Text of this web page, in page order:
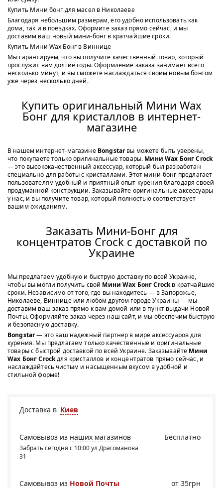
Купить Мини бонг для масел в Николаеве
Благодаря небольшим размерам, его удобно использовать как
дома, так и в поездках. Оформите заказ прямо сейчас, и мы
доставим ваш новый мини-бонг в кратчайшие сроки.
Купить Мини Wax Бонг в Виннице
Мы гарантируем, что вы получите качественный товар, который
прослужит вам долгие годы. Оформление заказа занимает всего
несколько минут, и вы сможете наслаждаться своим новым бонгом
уже через несколько дней.
Купить оригинальный Мини Wax
Бонг для кристаллов в интернет-
магазине
В нашем интернет-магазине Bongstarвы можете быть уверены,
что покупаете только оригинальные товары. Мини Wax Бонг Crock
— это высококачественный аксессуар, который был разработан
специально для работы с кристаллами. Этот мини-бонг предлагает
пользователям удобный и приятный опыт курения благодаря своей
продуманной конструкции. Заказывайте оригинальные аксессуары
у нас, и вы получите товар, который полностью соответствует
вашим ожиданиям.
Заказать Мини-Бонг для
концентратов Crock с доставкой по
Украине
Мы предлагаем удобную и быструю доставку по всей Украине,
чтобы вы могли получить свой Мини Wax Бонг Crockв кратчайшие
сроки. Независимо от того, где вы находитесь — в Запорожье,
Николаеве, Виннице или любом другом городе Украины — мы
доставим ваш заказ прямо к вам домой или в пункт выдачи Новой
Почты. Оформляйте заказ через наш сайт, и мы обеспечим быструю
и безопасную доставку.
Bongstar— это ваш надежный партнер в мире аксессуаров для
курения. Мы предлагаем только качественные и оригинальные
товары с быстрой доставкой по всей Украине. Заказывайте Мини
Wax Бонг Crockдля кристаллов и концентратов прямо сейчас, и
наслаждайтесь чистым и насыщенным вкусом в удобной и
стильной форме!
Доставка в Киев
Бесплатно
Самовывоз из наших магазинов
Забрать сегодня с 10:00 ул Драгоманова
31
Самовывоз из Новой Почты от 35грн